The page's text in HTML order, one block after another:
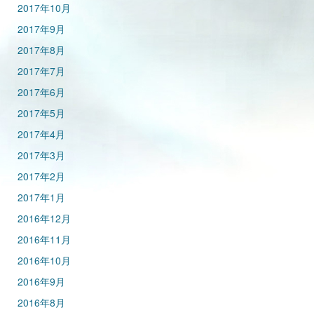
2017年10月
2017年9月
2017年8月
2017年7月
2017年6月
2017年5月
2017年4月
2017年3月
2017年2月
2017年1月
2016年12月
2016年11月
2016年10月
2016年9月
2016年8月